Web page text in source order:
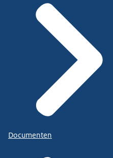
Documenten